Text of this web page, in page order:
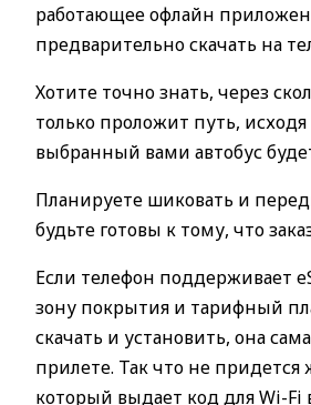
работающее офлайн
предварительно скачать на
Хотите точно знать, через
только проложит путь,
выбранный вами автобус
Планируете шиковать и
будьте готовы к тому, что
Если телефон поддерживает
зону покрытия и тарифный
скачать и установить, она
прилете. Так что не придется
который выдает код для Wi-Fi